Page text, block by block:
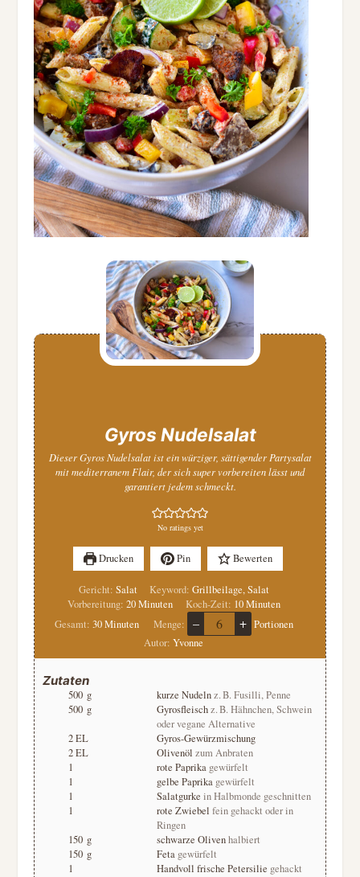
Gyros Nudelsalat
Dieser Gyros Nudelsalat ist ein würziger, sättigender Partysalat
mit mediterranem Flair, der sich super vorbereiten lässt und
garantiert jedem schmeckt.
No ratings yet
Drucken Pin Bewerten
Gericht: Salat Keyword: Grillbeilage, Salat
Vorbereitung:20Minuten
Minuten Koch-Zeit: 10Minuten
Minuten
Gesamt: 30Minuten
Minuten Menge: – + Portionen
Autor:Yvonne
Zutaten
500 g kurze Nudeln z. B. Fusilli, Penne
500 g Gyrosfleisch z. B. Hähnchen, Schwein
oder vegane Alternative
2 EL
Gyros-Gewürzmischung
2 EL Olivenöl zum Anbraten
1
rote Paprika gewürfelt
1
gelbe Paprika gewürfelt
1
Salatgurke in Halbmonde geschnitten
1
rote Zwiebel fein gehackt oder in
Ringen
150 g schwarze Oliven halbiert
150 g Feta gewürfelt
1
Handvoll frische Petersilie gehackt